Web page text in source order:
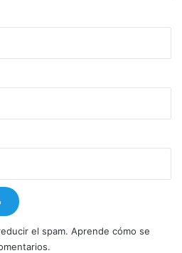
el spam. Aprende cómo se